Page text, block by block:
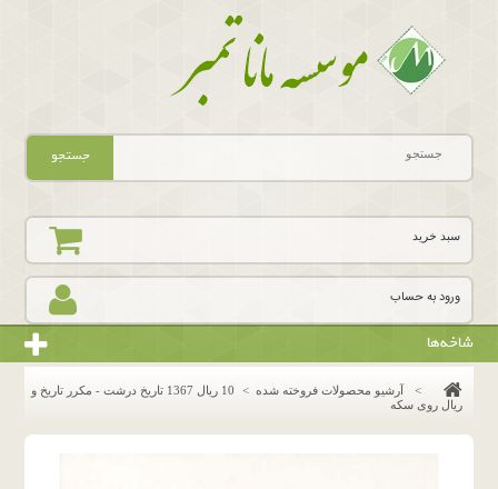
ورود به حساب
سبد خرید
جستجو
شاخه‌ها
> آرشیو محصولات فروخته شده >
10 ریال 1367 تاریخ درشت - مکرر تاریخ و
ریال روی سکه